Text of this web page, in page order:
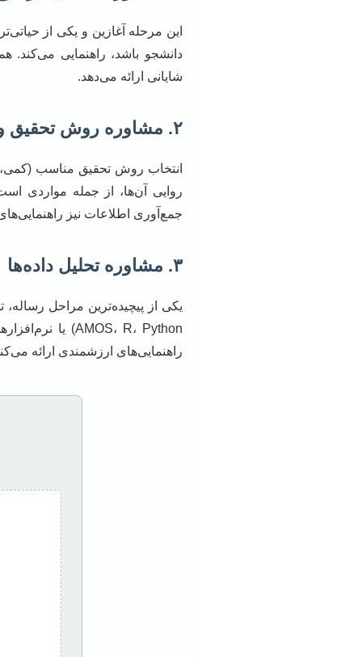
این مرحله آغازین و یکی از
دانشجو باشد، راهنمایی
شایانی ارائه می‌دهد.
۲. مشاوره روش تحقیق و جمع‌آوری داده
انتخاب روش تحقیق مناسب (کمی،
روایی آن‌ها، از جمله مواردی
جمع‌آوری اطلاعات نیز
۳. مشاوره تحلیل داده‌ها
راهنمایی‌های ارزشمندی ارائه